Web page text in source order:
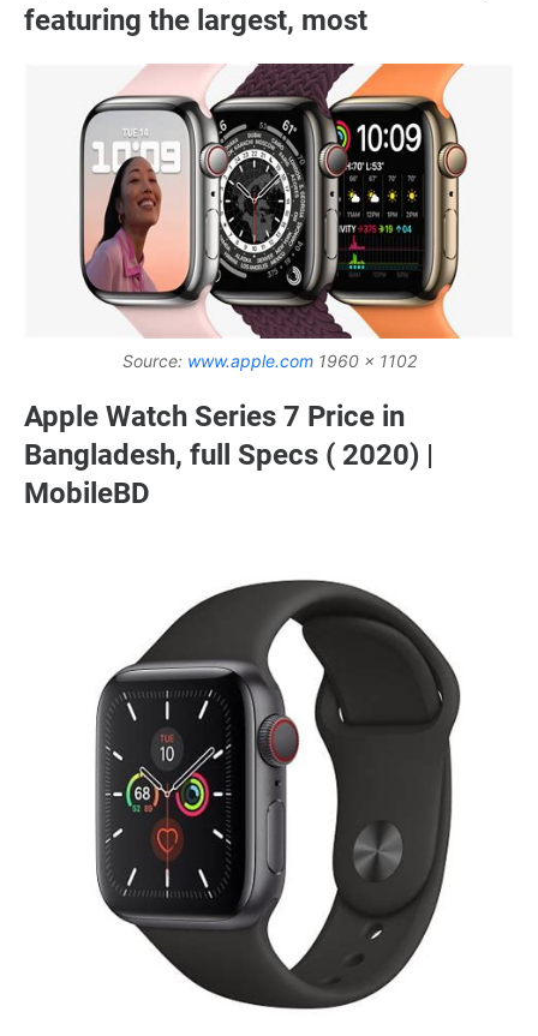
featuring the largest, most
Source: www.apple.com1960 x 1102
Apple Watch Series 7 Price in
Bangladesh, full Specs ( 2020) |
MobileBD